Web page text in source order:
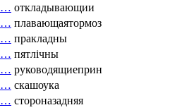
… откладывающии
… плавающаятормоз
… пракладны
… пятлічны
… руководящиеприн
… скашоука
… стороназадняя